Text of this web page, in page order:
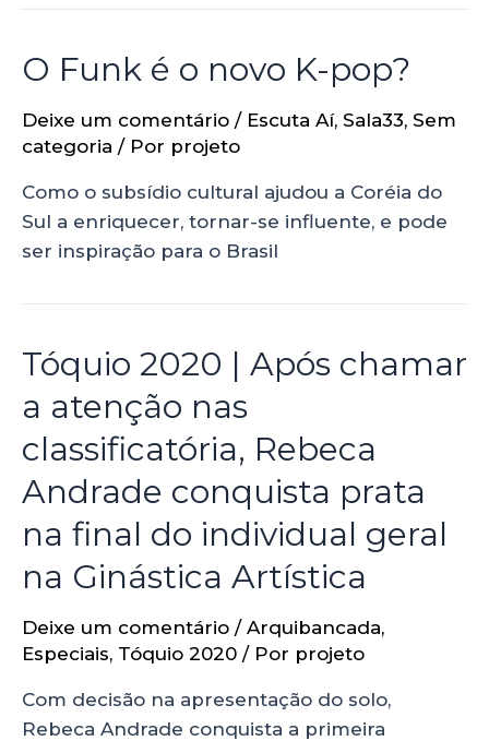
O Funk é o novo K-pop?
Deixe um comentário / Escuta Aí, Sala33, Sem
categoria / Por projeto
Como o subsídio cultural ajudou a Coréia do
Sul a enriquecer, tornar-se influente, e pode
ser inspiração para o Brasil
Tóquio 2020 | Após chamar
a atenção nas
classificatória, Rebeca
Andrade conquista prata
na final do individual geral
na Ginástica Artística
Deixe um comentário / Arquibancada,
Especiais, Tóquio 2020 / Por projeto
Com decisão na apresentação do solo,
Rebeca Andrade conquista a primeira